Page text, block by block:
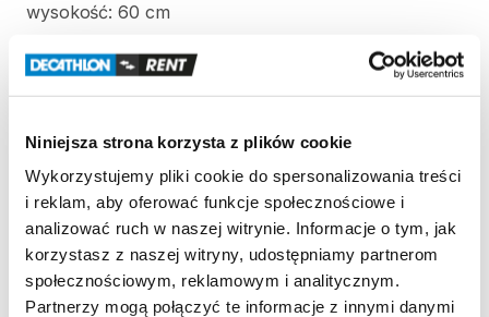
Niniejsza strona korzysta z plików cookie
Wykorzystujemy pliki cookie do spersonalizowania treści
i reklam, aby oferować funkcje społecznościowe i
analizować ruch w naszej witrynie. Informacje o tym, jak
korzystasz z naszej witryny, udostępniamy partnerom
społecznościowym, reklamowym i analitycznym.
Partnerzy mogą połączyć te informacje z innymi danymi
wysokość: 60 cm
Waga: 22 kg
pompka.
Zasady wypożyczenia
REGULAMIN